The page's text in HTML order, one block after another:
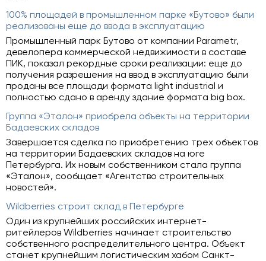
100% площадей в промышленном парке «Бутово» были
реализованы еще до ввода в эксплуатацию
Промышленный парк Бутово от компании Parametr,
девелопера коммерческой недвижимости в составе
ПИК, показал рекордные сроки реализации: еще до
получения разрешения на ввод в эксплуатацию были
проданы все площади формата light industrial и
полностью сдано в аренду здание формата big box.
Группа «Эталон» приобрела объекты на территории
Бадаевских складов
Завершается сделка по приобретению трех объектов
на территории Бадаевских складов на юге
Петербурга. Их новым собственником стала группа
«Эталон», сообщает «Агентство строительных
новостей».
Wildberries строит склад в Петербурге
Один из крупнейших российских интернет-
ритейлеров Wildberries начинает строительство
собственного распределительного центра. Объект
станет крупнейшим логистическим хабом Санкт-